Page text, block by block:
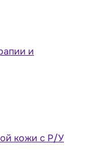
и
кожи с Р/У